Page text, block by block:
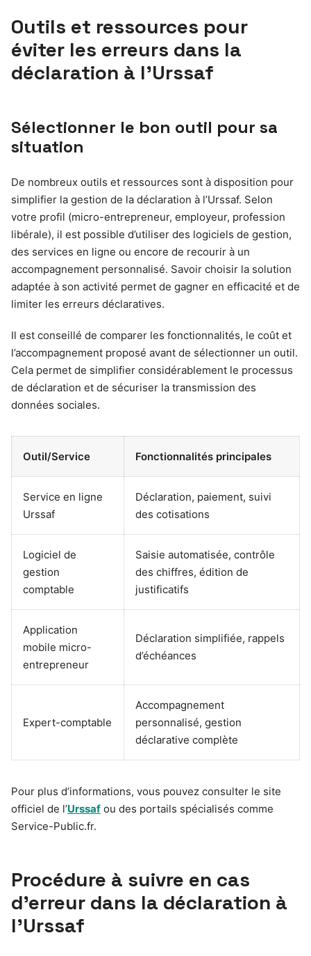
Outils et ressources pour
éviter les erreurs dans la
déclaration à l’Urssaf
Sélectionner le bon outil pour sa
situation
De nombreux outils et ressources sont à disposition pour
simplifier la gestion de la déclaration à l’Urssaf. Selon
votre profil (micro-entrepreneur, employeur, profession
libérale), il est possible d’utiliser des logiciels de gestion,
des services en ligne ou encore de recourir à un
accompagnement personnalisé. Savoir choisir la solution
adaptée à son activité permet de gagner en efficacité et de
limiter les erreurs déclaratives.
Il est conseillé de comparer les fonctionnalités, le coût et
l’accompagnement proposé avant de sélectionner un outil.
Cela permet de simplifier considérablement le processus
de déclaration et de sécuriser la transmission des
données sociales.
Outil/Service Fonctionnalités principales
Service en ligne
Urssaf
Déclaration, paiement, suivi
des cotisations
Logiciel de
gestion
comptable
Saisie automatisée, contrôle
des chiffres, édition de
justificatifs
Application
mobile micro-
entrepreneur
Déclaration simplifiée, rappels
d’échéances
Expert-comptable
Accompagnement
personnalisé, gestion
déclarative complète
Pour plus d’informations, vous pouvez consulter le site
officiel de l’Urssaf ou des portails spécialisés comme
Service-Public.fr.
Procédure à suivre en cas
d’erreur dans la déclaration à
l’Urssaf